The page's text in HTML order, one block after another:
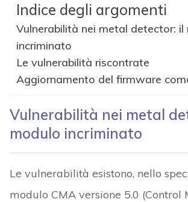
Indice degli argomenti
Vulnerabilità nei metal detector: il
incriminato
Le vulnerabilità riscontrate
Aggiornamento del firmware
Vulnerabilità nei metal
modulo incriminato
Le vulnerabilità esistono, nello
modulo CMA versione 5.0 (Control